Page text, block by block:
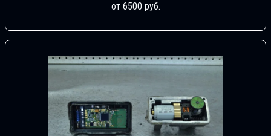
от 6500 руб.